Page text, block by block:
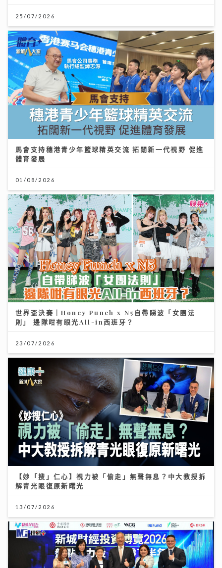
25/07/2026
馬會支持穗港青少年籃球精英交流 拓闊新一代視野 促進
體育發展
01/08/2026
世界盃決賽｜Honey Punch x N5自帶睇波「女團法
則」 邊隊咁有眼光All-in西班牙？
23/07/2026
【妙「搜」仁心】視力被「偷走」無聲無息？中大教授拆
解青光眼復原新曙光
13/07/2026